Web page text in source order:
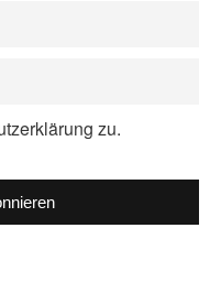
zu.